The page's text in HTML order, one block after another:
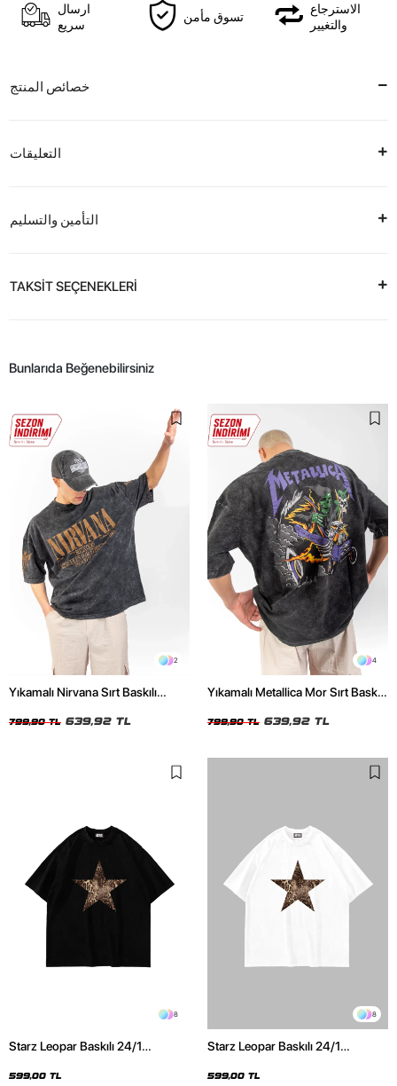
ارسال
سريع
تسوق مأمن
الاسترجاع
والتغيير
خصائص المنتج
التعليقات
التأمين والتسليم
TAKSİT SEÇENEKLERİ
Bunlarıda Beğenebilirsiniz
2
Yıkamalı Nirvana Sırt Baskılı
799,90 TL 639,92 TL
4
Yıkamalı Metallica Mor Sırt Baskılı
799,90 TL 639,92 TL
8
Starz Leopar Baskılı 24/1
599,00 TL
8
Starz Leopar Baskılı 24/1
599,00 TL